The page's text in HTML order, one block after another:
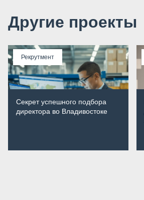
Другие проекты
Рекрутмент
Секрет успешного подбора
директора во Владивостоке